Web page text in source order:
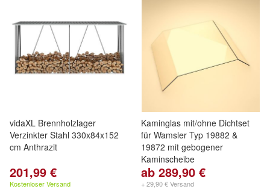
vidaXL Brennholzlager
Verzinkter Stahl 330x84x152
cm Anthrazit
201,99 €
Kostenloser Versand
Kaminglas mit/ohne Dichtset
für Wamsler Typ 19882 &
19872 mit gebogener
Kaminscheibe
ab 289,90 €
+ 29,90 € Versand